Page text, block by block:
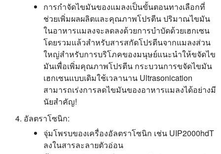
การกําจัดไขมันของแมลงเป็นขั้นตอนทางเลือกที่
ช่วยเพิ่มผลผลิตและคุณภาพโปรตีน ปริมาณไขมัน
ในอาหารแมลงจะลดลงด้วยการบําบัดด้วยเฮกเซน
โดยรวมแล้วสําหรับสารสกัดโปรตีนจากแมลงส่วน
ใหญ่สําหรับการบริโภคของมนุษย์แนะนําให้ขจัดไข
มันเพื่อเพิ่มคุณภาพโปรตีน กระบวนการขจัดไขมัน
เฮกเซนแบบเดิมใช้เวลานาน Ultrasonication
สามารถเร่งการลดไขมันของอาหารแมลงได้อย่างมี
นัยสําคัญ!
อัลตราโซนิก:
จุ่มโพรบของเครื่องอัลตราโซนิก เช่น UIP2000hdT
ลงในสารละลายตัวอ่อน